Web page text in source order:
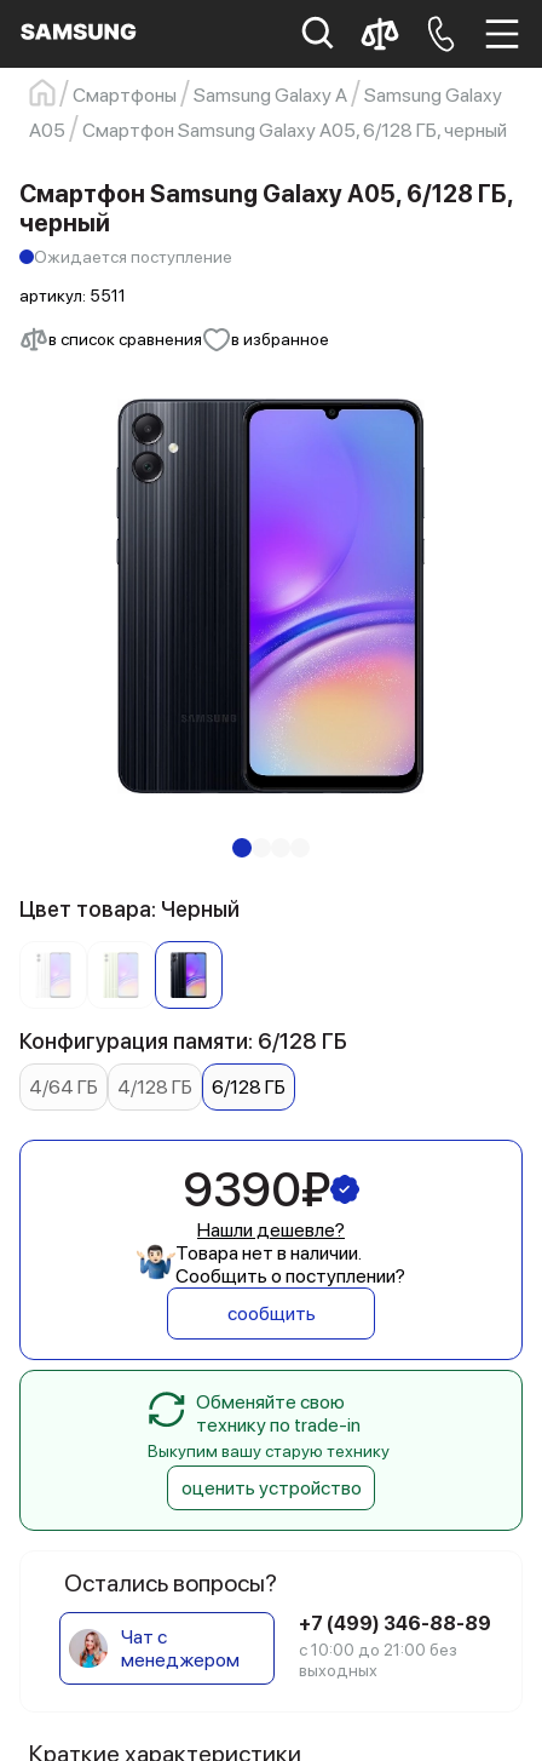
Samsung Смартфон s23
s23 ultra
Смартфоны Samsung Galaxy A
Samsung Galaxy
A05
Смартфон Samsung Galaxy A05, 6/128 ГБ, черный
в список сравнения в избранное
Смартфон Samsung Galaxy A05, 6/128 ГБ,
черный
Ожидается поступление
артикул: 5511
Остались вопросы?
Чат с
менеджером
+7 (499) 346-88-89
с 10:00 до 21:00 без
выходных
Краткие характеристики
Цвет товара: Черный
Конфигурация памяти: 6/128 ГБ
4/64 ГБ 4/128 ГБ 6/128 ГБ
9390₽
Нашли дешевле?
Товара нет в наличии.
Сообщить о поступлении?
сообщить
Обменяйте свою
технику по trade-in
Выкупим вашу старую технику
оценить устройство